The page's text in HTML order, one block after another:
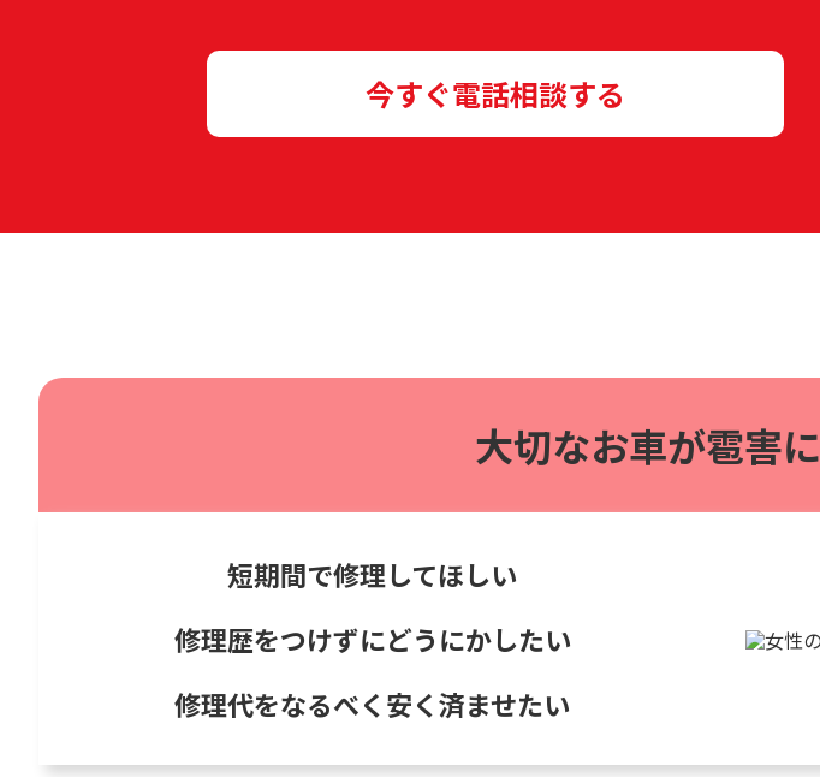
今すぐ電話相談する
大切なお車が雹害に
短期間で修理してほしい
修理歴をつけずにどうにかしたい
修理代をなるべく安く済ませたい